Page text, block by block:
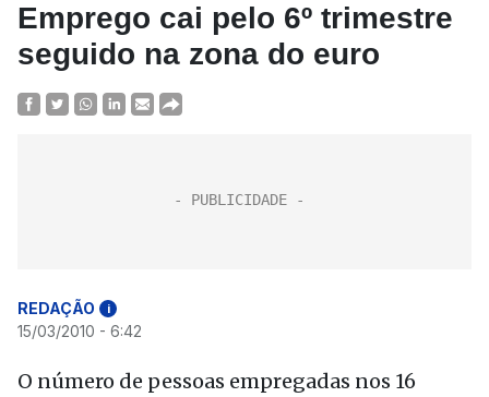
Emprego cai pelo 6º trimestre
seguido na zona do euro
REDAÇÃO i
15/03/2010 - 6:42
O número de pessoas empregadas nos 16